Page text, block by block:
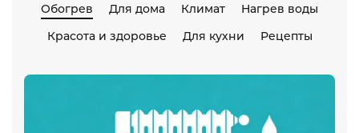
Обогрев Для дома Климат
Нагрев воды
Красота и здоровье
Для кухни Рецепты